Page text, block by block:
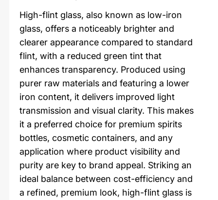
High-flint glass, also known as low-iron
glass, offers a noticeably brighter and
clearer appearance compared to standard
flint, with a reduced green tint that
enhances transparency. Produced using
purer raw materials and featuring a lower
iron content, it delivers improved light
transmission and visual clarity. This makes
it a preferred choice for premium spirits
bottles, cosmetic containers, and any
application where product visibility and
purity are key to brand appeal. Striking an
ideal balance between cost-efficiency and
a refined, premium look, high-flint glass is